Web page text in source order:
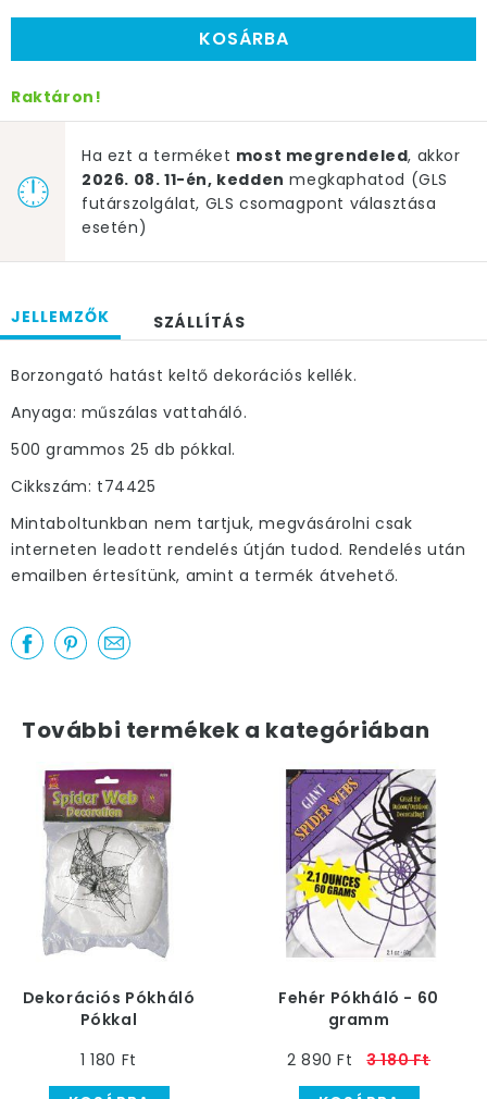
KOSÁRBA
Raktáron!
Ha ezt a terméket most megrendeled, akkor
2026. 08. 11-én, kedden megkaphatod (GLS
futárszolgálat, GLS csomagpont választása
esetén)
JELLEMZŐK SZÁLLÍTÁS
Borzongató hatást keltő dekorációs kellék.
Anyaga: műszálas vattaháló.
500 grammos 25 db pókkal.
Cikkszám: t74425
Mintaboltunkban nem tartjuk, megvásárolni csak
interneten leadott rendelés útján tudod. Rendelés után
emailben értesítünk, amint a termék átvehető.
További termékek a kategóriában
Dekorációs Pókháló
Pókkal
1 180 Ft
Fehér Pókháló - 60
gramm
2 890 Ft
3 180 Ft